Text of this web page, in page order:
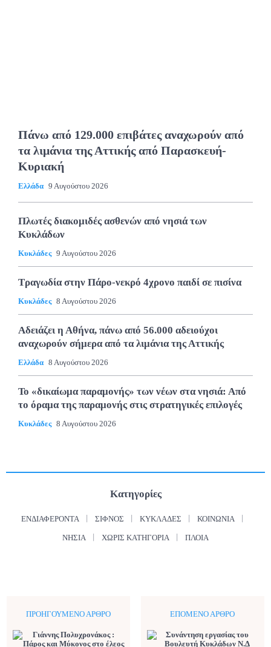
Πάνω από 129.000 επιβάτες αναχωρούν από
τα λιμάνια της Αττικής από Παρασκευή-
Κυριακή
Ελλάδα 9 Αυγούστου 2026
Πλωτές διακομιδές ασθενών από νησιά των
Κυκλάδων
Κυκλάδες 9 Αυγούστου 2026
Τραγωδία στην Πάρο-νεκρό 4χρονο παιδί σε πισίνα
Κυκλάδες 8 Αυγούστου 2026
Αδειάζει η Αθήνα, πάνω από 56.000 αδειούχοι
αναχωρούν σήμερα από τα λιμάνια της Αττικής
Ελλάδα 8 Αυγούστου 2026
Το «δικαίωμα παραμονής» των νέων στα νησιά: Από
το όραμα της παραμονής στις στρατηγικές επιλογές
Κυκλάδες 8 Αυγούστου 2026
Κατηγορίες
ΕΝΔΙΑΦΈΡΟΝΤΑ ΣΊΦΝΟΣ ΚΥΚΛΆΔΕΣ ΚΟΙΝΩΝΊΑ
ΝΗΣΙΆ ΧΩΡΊΣ ΚΑΤΗΓΟΡΊΑ ΠΛΟΊΑ
ΠΡΟΗΓΟΎΜΕΝΟ ΆΡΘΡΟ ΕΠΌΜΕΝΟ ΆΡΘΡΟ